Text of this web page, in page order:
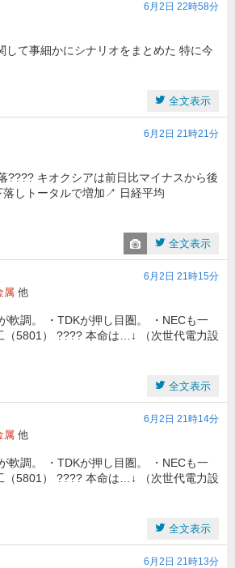
6月2日 22時58分
して事細かにシナリオをまとめた 特に今
全文表示
6月2日 21時21分
???? キオクシアは前日比マイナスから後
落しトータルで増加↗️ 日経平均
全文表示
6月2日 21時15分
属 他
軟調。 ・TDKが押し目圏。 ・NECも一
（5801） ???? 本命は…↓ （次世代電力設
全文表示
6月2日 21時14分
属 他
軟調。 ・TDKが押し目圏。 ・NECも一
（5801） ???? 本命は…↓ （次世代電力設
全文表示
6月2日 21時13分